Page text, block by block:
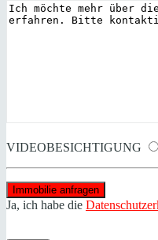
VIDEOBESICHTIGUNG
Ja, ich habe die